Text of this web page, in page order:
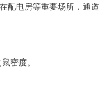
配电房等重要场所，通道
密度。